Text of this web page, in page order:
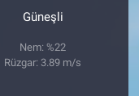
Güneşli
Nem: %22
Rüzgar: 3.89 m/s